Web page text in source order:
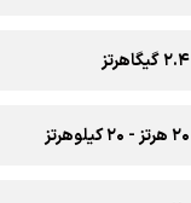
۲.۴ گیگاهرتز
۲۰ هرتز - ۲۰ کیلوهرتز